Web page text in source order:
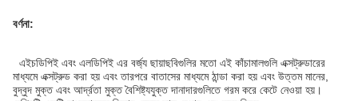
বর্ণনা:
এইচডিপিই এবং এলডিপিই এর বর্জ্য ছায়াছবিগুলির মতো এই কাঁচামালগুলি এক্সট্রুডারের
মাধ্যমে এক্সট্রুড করা হয় এবং তারপরে বাতাসের মাধ্যমে ঠান্ডা করা হয় এবং উত্তম মানের,
বুদ্বুদ মুক্ত এবং আর্দ্রতা মুক্ত বৈশিষ্ট্যযুক্ত দানাদারগুলিতে গরম করে কেটে নেওয়া হয়।